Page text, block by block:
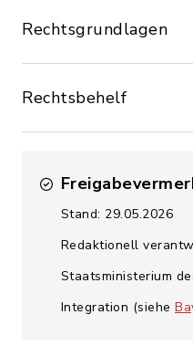
Rechtsgrundlagen
Rechtsbehelf
Stand: 29.05.2026
Redaktionell
Staatsministerium
Integration (siehe